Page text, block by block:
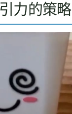
力的策略